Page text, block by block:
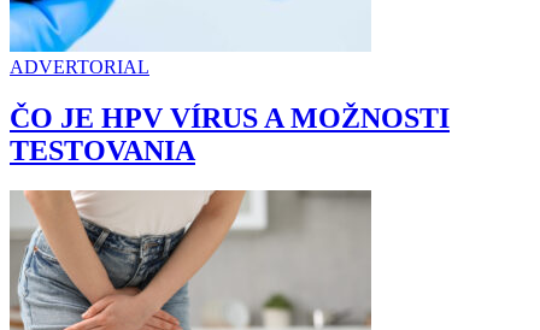
ADVERTORIAL
ČO JE HPV VÍRUS A MOŽNOSTI
TESTOVANIA